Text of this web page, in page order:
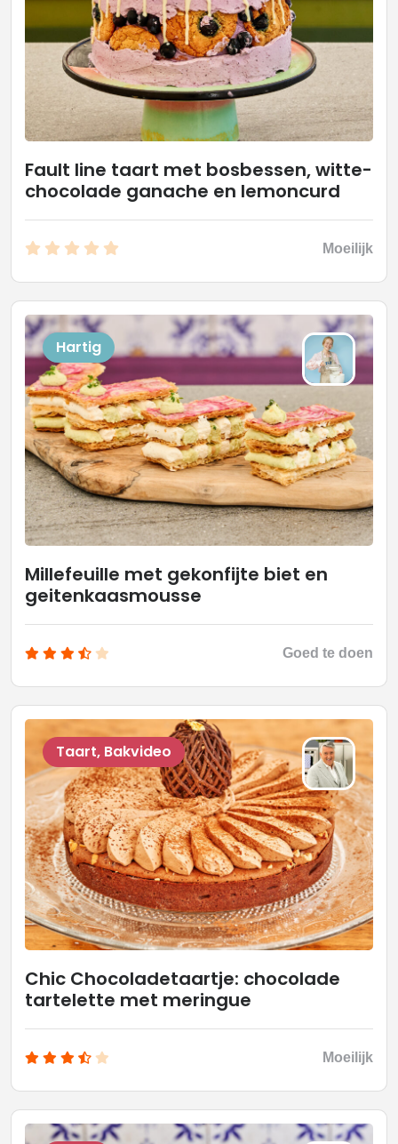
Fault line taart met bosbessen, witte-
chocolade ganache en lemoncurd
Moeilijk
Hartig
Millefeuille met gekonfijte biet en
geitenkaasmousse
Goed te doen
Taart, Bakvideo
Chic Chocoladetaartje: chocolade
tartelette met meringue
Moeilijk